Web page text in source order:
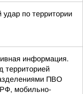
по территории
информация.
территорией
ПВО
мобильно-